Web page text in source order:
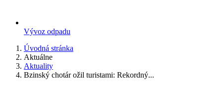
Vývoz odpadu
Úvodná stránka
Aktuálne
Aktuality
Bzinský chotár ožil turistami: Rekordný...